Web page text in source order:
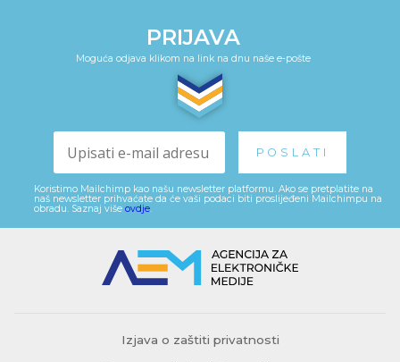
PRIJAVA
Moguća odjava klikom na link na dnu naše e-pošte
Koristimo Mailchimp kao našu newsletter platformu. Ako se pretplatite na
naš newsletter prihvaćate da će vaši podaci biti proslijeđeni Mailchimpu na
obradu. Saznaj više ovdje.
Izjava o zaštiti privatnosti